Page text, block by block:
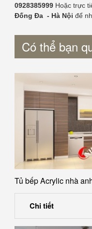
0928385999 Hoặc trực
Đống Đa - Hà Nội để
Có thể bạn
Tủ bếp Acrylic nhà
Chi tiết